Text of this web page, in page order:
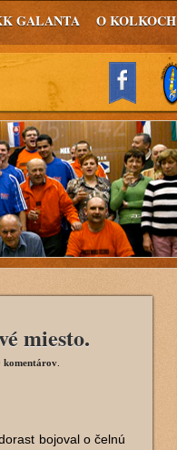
GALANTA O KOLKOCH
miesto.
komentárov
bojoval o čelnú